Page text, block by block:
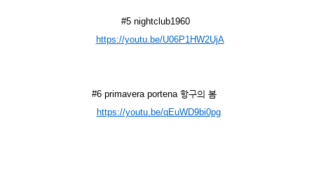
#5 nightclub1960
https://youtu.be/U06P1HW2UjA
#6 primavera portena 항구의 봄
https://youtu.be/qEuWD9bi0pg